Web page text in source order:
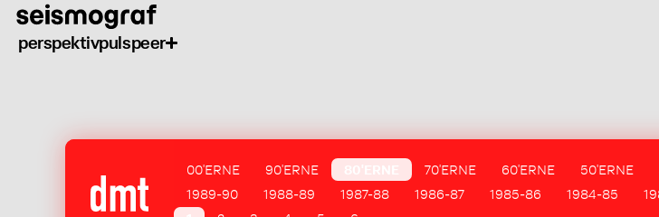
perspektivpulspeer
00'ERNE 90'ERNE 70'ERNE 60'ERNE 50'ERNE
1989-90
1988-89 1987-88 1986-87 1985-86 1984-85